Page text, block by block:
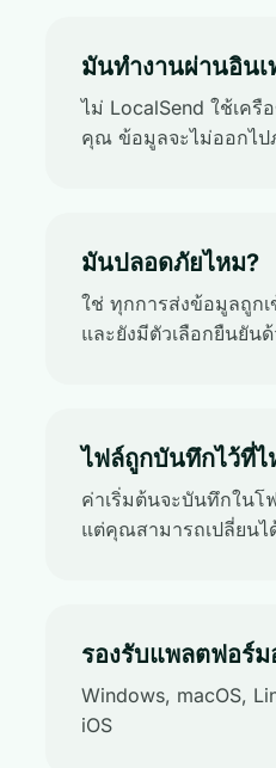
มันทำงานผ่านอินเ
ไม่ LocalSend ใช้เครื
คุณ ข้อมูลจะไม่ออกไป
มันปลอดภัยไหม?
ใช่ ทุกการส่งข้อมูลถูกเ
และยังมีตัวเลือกยืนยันด้
ไฟล์ถูกบันทึกไว้ที่ไ
ค่าเริ่มต้นจะบันทึกในโ
แต่คุณสามารถเปลี่ยนไ
รองรับแพลตฟอร์ม
Windows, macOS,
iOS